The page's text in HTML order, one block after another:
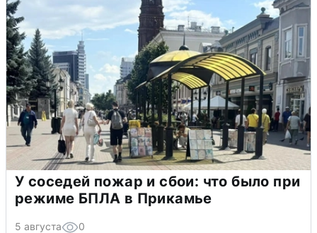
У соседей пожар и сбои: что было при
режиме БПЛА в Прикамье
5 августа 0